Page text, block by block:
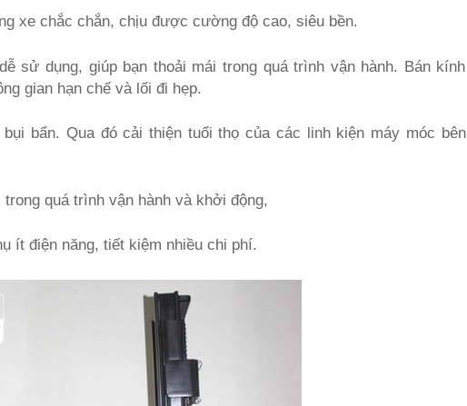
xe chắc chắn, chịu được cường độ cao, siêu bền.
sử dụng, giúp bạn thoải mái trong quá trình vận hành. Bán kính
gian hạn chế và lối đi hẹp.
bẩn. Qua đó cải thiện tuổi thọ của các linh kiện máy móc bên
quá trình vận hành và khởi động,
ít điện năng, tiết kiệm nhiều chi phí.